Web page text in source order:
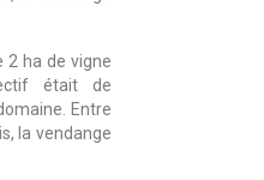
2 ha de vigne
était de
Entre
la vendange